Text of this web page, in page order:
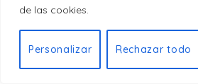
de las cookies.
Personalizar Rechazar todo
95€